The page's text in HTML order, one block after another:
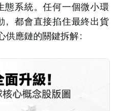
態系統。任何一個微小環
，都會直接掐住最終出貨
應鏈的關鍵拆解：